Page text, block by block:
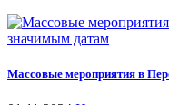
Массовые мероприятия в